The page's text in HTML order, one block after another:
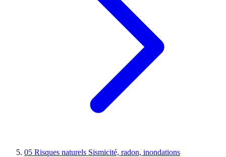
05 Risques naturels Sismicité, radon, inondations